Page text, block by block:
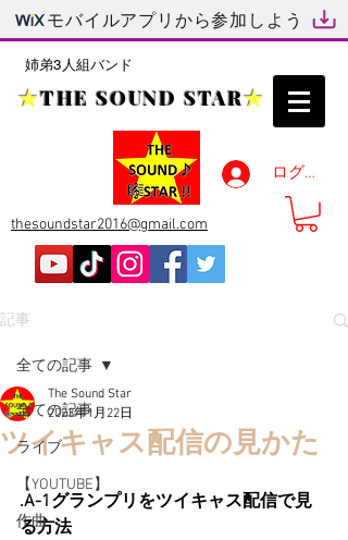
モバイルアプリから参加しよう
姉弟3人組バンド
★THE SOUND STAR★
ログイン
thesoundstar2016@gmail.com
記事
全ての記事
ライブ
【YOUTUBE】
作曲
全ての記事
ツイキャス配信の見かた
The Sound Star
2023年1月22日
.A-1グランプリをツイキャス配信で見
る方法